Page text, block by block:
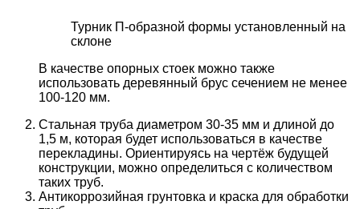
Турник П-образной формы установленный на
склоне
В качестве опорных стоек можно также
использовать деревянный брус сечением не менее
100-120 мм.
Стальная труба диаметром 30-35 мм и длиной до
1,5 м, которая будет использоваться в качестве
перекладины. Ориентируясь на чертёж будущей
конструкции, можно определиться с количеством
таких труб.
Антикоррозийная грунтовка и краска для обработки